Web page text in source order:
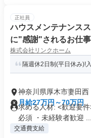
正社員
ハウスメンテナンス
に"感謝"されるお仕事
株式会社リンクホーム
隔週休2日制(平日休み)!
神奈川県厚木市妻田西
月給27万円～70万円
求める人材: <歓迎要
必須 ・未経験者歓迎 ...
交通費支給